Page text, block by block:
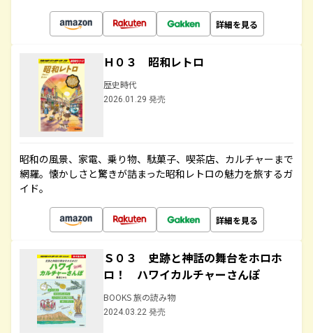
詳細を見る
Ｈ０３ 昭和レトロ
歴史時代
2026.01.29 発売
昭和の風景、家電、乗り物、駄菓子、喫茶店、カルチャーまで
網羅。懐かしさと驚きが詰まった昭和レトロの魅力を旅するガ
イド。
詳細を見る
Ｓ０３ 史跡と神話の舞台をホロホ
ロ！ ハワイカルチャーさんぽ
BOOKS 旅の読み物
2024.03.22 発売